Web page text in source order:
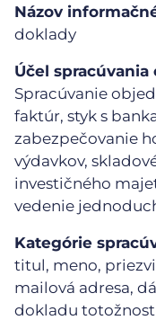
Názov
doklady
Účel
Spracúvanie
faktúr, styk s
zabezpečovanie
výdavkov,
investičného
vedenie
Kategórie
titul, meno,
mailová adresa,
dokladu